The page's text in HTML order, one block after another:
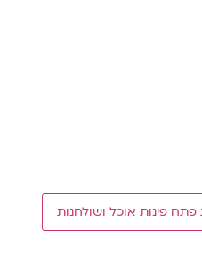
פתח פינות אוכל ושולחנות